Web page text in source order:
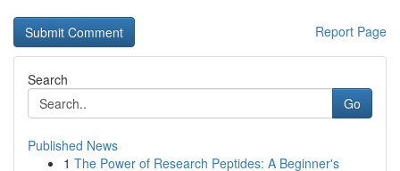
Report Page
Search
Go
Published News
1 The Power of Research Peptides: A Beginner's